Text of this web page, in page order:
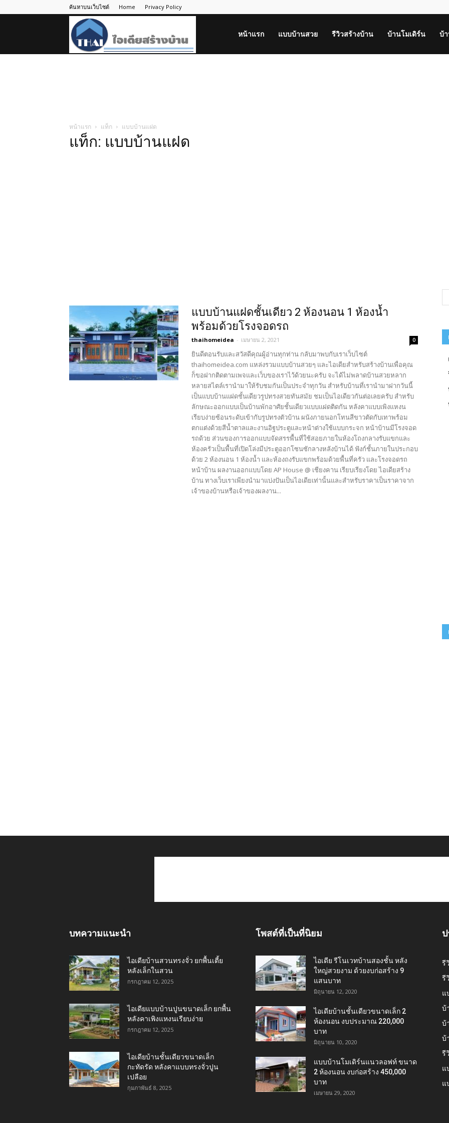
ค้นหาบนเว็บไซต์ Home Privacy Policy
หน้าแรก แบบบ้านสวย รีวิวสร้างบ้าน บ้านโมเดิร์น บ้
หน้าแรก แท็ก แบบบ้านแฝด
แท็ก: แบบบ้านแฝด
แบบบ้านแฝดชั้นเดียว 2 ห้องนอน 1 ห้องน้ำ
พร้อมด้วยโรงจอดรถ
thaihomeidea - เมษายน 2, 2021 0
ยินดีตอนรับและสวัสดีคุณผู้อ่านทุกท่าน กลับมาพบกับเราเว็บไซต์
thaihomeidea.com แหล่งรวมแบบบ้านสวยๆ และไอเดียสำหรับสร้างบ้านเพื่อคุณ
ก็ขอฝากติดตามเพจและเว็บของเราไว้ด้วยนะครับ จะได้ไม่พลาดบ้านสวยหลาก
หลายสไตล์เรานำมาให้รับชมกันเป็นประจำทุกวัน สำหรับบ้านที่เรานำมาฝากวันนี้
เป็นแบบบ้านแฝดชั้นเดียวรูปทรงสวยทันสมัย ชมเป็นไอเดียวกันต่อเลยครับ สำหรับ
ลักษณะออกแบบเป็นบ้านพักอาศัยชั้นเดียวแบบแฝดติดกัน หลังคาแบบเพิงแหงน
เรียบง่ายซ้อนระดับเข้ากับรูปทรงตัวบ้าน ผนังภายนอกโทนสีขาวตัดกับเทาพร้อม
ตกแต่งด้วยสีน้ำตาลและงานอิฐประตูและหน้าต่างใช้แบบกระจก หน้าบ้านมีโรงจอด
รถด้วย ส่วนของการออกแบบจัดสรรพื้นที่ใช้สอยภายในห้องโถงกลางรับแขกและ
ห้องครัวเป็นพื้นที่เปิดโล่งมีประตูออกโซนซักลางหลังบ้านได้ ฟังก์ชั้นภายในประกอบ
ด้วย 2 ห้องนอน 1 ห้องน้ำ และห้องถงรับแขกพร้อมด้วยพื้นที่ครัว และโรงจอดรถ
หน้าบ้าน ผลงานออกแบบโดย AP House @ เชียงคาน เรียบเรียงโดย ไอเดียสร้าง
บ้าน ทางเว็บเราเพียงนำมาแบ่งปันเป็นไอเดียเท่านั้นและสำหรับราคาเป็นราคาจาก
เจ้าของบ้านหรือเจ้าของผลงาน...
บทความแนะนำ
ไอเดียบ้านสวนทรงจั่ว ยกพื้นเตี้ย
หลังเล็กในสวน
กรกฎาคม 12, 2025
ไอเดียแบบบ้านปูนขนาดเล็ก ยกพื้น
หลังคาเพิงแหงนเรียบง่าย
กรกฎาคม 12, 2025
ไอเดียบ้านชั้นเดียวขนาดเล็ก
กะทัดรัด หลังคาแบบทรงจั่วปูน
เปลือย
กุมภาพันธ์ 8, 2025
โพสต์ที่เป็นที่นิยม
ไอเดีย รีโนเวทบ้านสองชั้น หลัง
ใหญ่สวยงาม ด้วยงบก่อสร้าง 9
แสนบาท
มิถุนายน 12, 2020
ไอเดียบ้านชั้นเดียวขนาดเล็ก 2
ห้องนอน งบประมาณ 220,000
บาท
มิถุนายน 10, 2020
แบบบ้านโมเดิร์นแนวลอฟท์ ขนาด
2 ห้องนอน งบก่อสร้าง 450,000
บาท
เมษายน 29, 2020
รี
รี
แ
บ้
บ้
บ้
รี
แ
แ